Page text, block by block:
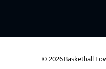
© 2026 Basketball